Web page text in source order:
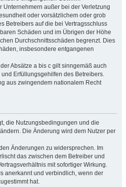
Unternehmern außer bei der Verletzung
oder vorsätzlichem oder grob
Betreibers auf die bei Vertragsschluss
Schäden und im Übrigen der Höhe
Durchschnittsschäden begrenzt. Dies
insbesondere entgangenen
Absätze a bis c gilt sinngemäß auch
Erfüllungsgehilfen des Betreibers.
aus zwingendem nationalem Recht
die Nutzungsbedingungen und die
Die Änderung wird dem Nutzer per
Änderungen zu widersprechen. Im
das zwischen dem Betreiber und
mit sofortiger Wirkung.
anerkannt und verbindlich, wenn der
hat.